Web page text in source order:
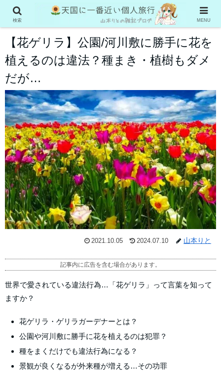
お役立ち情報
【花ゲリラ】公園/河川敷に勝手に花を
植えるのは違法？種まき・植樹もダメ
だが…
2021.10.05 2024.07.10 山本りと
記事内に広告を含む場合があります。
世界で愛されている違法行為…「花ゲリラ」って言葉を知って
ますか？
花ゲリラ・ゲリラガーデナーとは？
公園や河川敷に勝手に花を植えるのは犯罪？
種をまくだけでも違法行為になる？
景観が良くなるが外来種が増える…その功罪
検索 MENU